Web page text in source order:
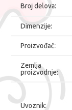
Broj delova:
Dimenzije:
Proizvođač:
Zemlja
proizvodnje:
Uvoznik: